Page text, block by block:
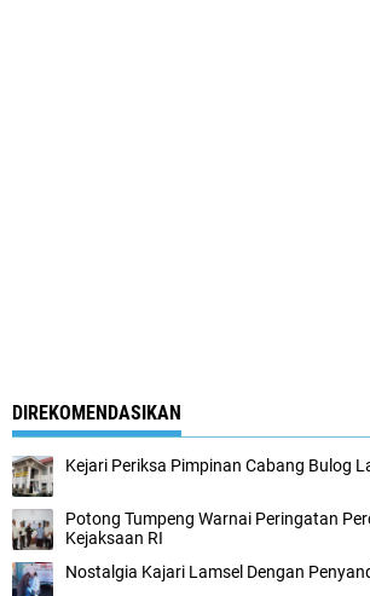
DIREKOMENDASIKAN
Kejari Periksa Pimpinan Cabang Bulog
Potong Tumpeng Warnai Peringatan
Kejaksaan RI
Nostalgia Kajari Lamsel Dengan